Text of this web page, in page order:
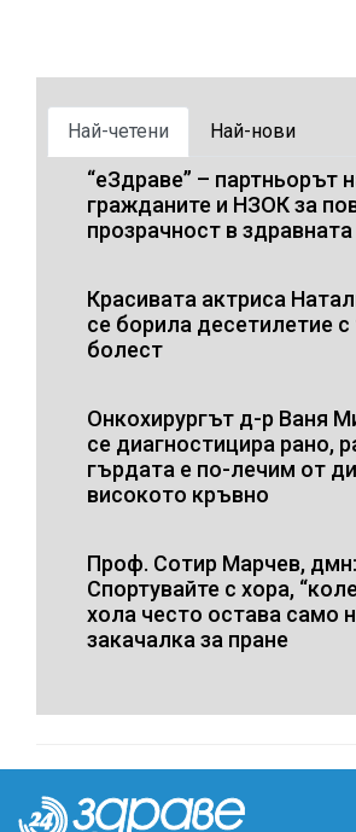
Най-четени Най-нови
“еЗдраве” – партньорът
гражданите и НЗОК за
прозрачност в
Красивата актриса
се борила десетилетие с
болест
Онкохирургът д-р Ваня
се диагностицира рано,
гърдата е по-лечим от
високото кръвно
Проф. Сотир Марчев, дмн:
Спортувайте с хора,
хола често остава само
закачалка за пране